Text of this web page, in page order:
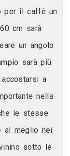
per il caffè un
cm sarà
un angolo
sarà più
a
nella
le stesse
al meglio nei
sotto le